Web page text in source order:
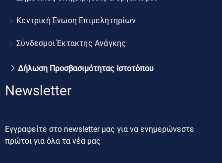
Κεντρική Ένωση Επιμελητηρίων
Σύνδεσμοι Έκτακτης Ανάγκης
Δήλωση Προσβασιμότητας Ιστοτόπου
Newsletter
Εγγραφείτε στο newsletter μας για να ενημερώνεστε
πρώτοι για όλα τα νέα μας